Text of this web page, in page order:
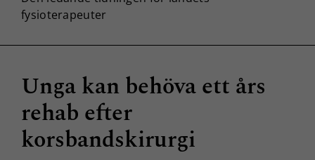
Unga kan behöva ett års
rehab efter
korsbandskirurgi